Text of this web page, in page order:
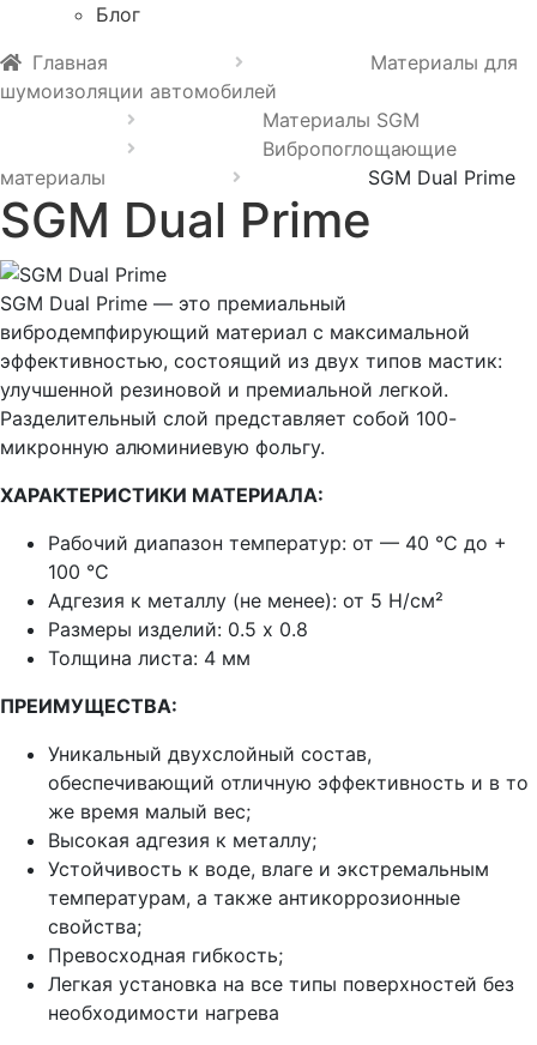
Блог
Главная
Материалы для
шумоизоляции автомобилей
Материалы SGM
Вибропоглощающие
материалы
SGM Dual Prime
SGM Dual Prime
SGM Dual Prime — это премиальный
вибродемпфирующий материал с максимальной
эффективностью, состоящий из двух типов мастик:
улучшенной резиновой и премиальной легкой.
Разделительный слой представляет собой 100-
микронную алюминиевую фольгу.
ХАРАКТЕРИСТИКИ МАТЕРИАЛА:
Рабочий диапазон температур: от — 40 °C до +
100 °C
Адгезия к металлу (не менее): от 5 Н/см²
Размеры изделий: 0.5 х 0.8
Толщина листа: 4 мм
ПРЕИМУЩЕСТВА:
Уникальный двухслойный состав,
обеспечивающий отличную эффективность и в то
же время малый вес;
Высокая адгезия к металлу;
Устойчивость к воде, влаге и экстремальным
температурам, а также антикоррозионные
свойства;
Превосходная гибкость;
Легкая установка на все типы поверхностей без
необходимости нагрева